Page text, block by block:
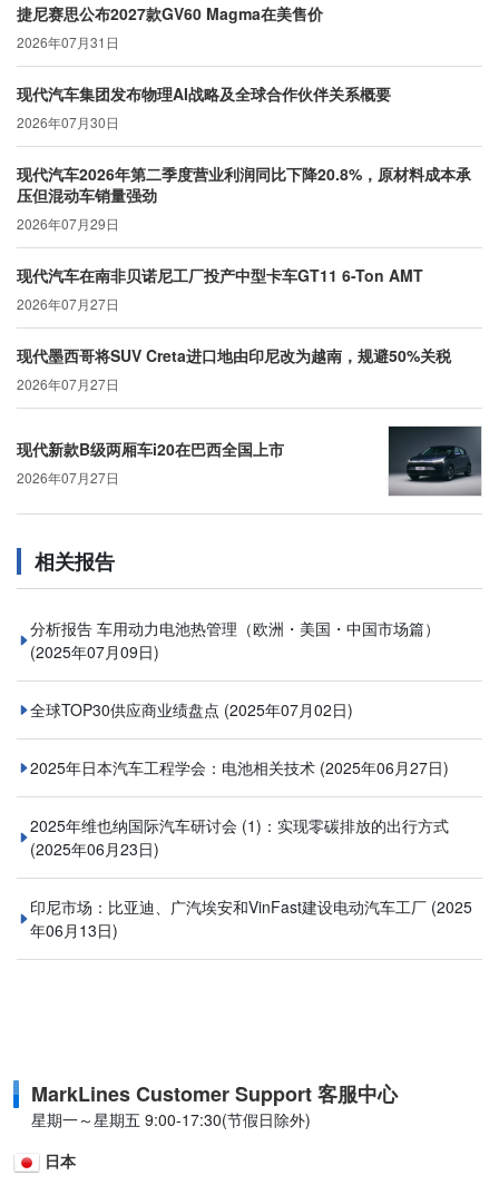
捷尼赛思公布2027款GV60 Magma在美售价
2026年07月31日
现代汽车集团发布物理AI战略及全球合作伙伴关系概要
2026年07月30日
现代汽车2026年第二季度营业利润同比下降20.8%，原材料成本承
压但混动车销量强劲
2026年07月29日
现代汽车在南非贝诺尼工厂投产中型卡车GT11 6-Ton AMT
2026年07月27日
现代墨西哥将SUV Creta进口地由印尼改为越南，规避50%关税
2026年07月27日
现代新款B级两厢车i20在巴西全国上市
2026年07月27日
相关报告
分析报告 车用动力电池热管理（欧洲・美国・中国市场篇）
(2025年07月09日)
全球TOP30供应商业绩盘点 (2025年07月02日)
2025年日本汽车工程学会：电池相关技术 (2025年06月27日)
2025年维也纳国际汽车研讨会 (1)：实现零碳排放的出行方式
(2025年06月23日)
印尼市场：比亚迪、广汽埃安和VinFast建设电动汽车工厂 (2025
年06月13日)
MarkLines Customer Support 客服中心
星期一～星期五 9:00-17:30(节假日除外)
日本